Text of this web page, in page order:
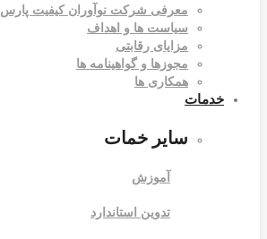
معرفی شرکت نوآوران کیفیت پارس
سیاست ها و اهداف
مزایای رقابتی
مجوزها و گواهینامه ها
همکاری ها
خدمات
سایر خمات
آموزش
تدوین استاندارد